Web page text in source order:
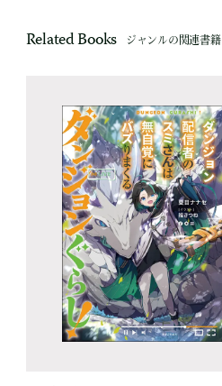
Related Books ジャンルの関連書籍